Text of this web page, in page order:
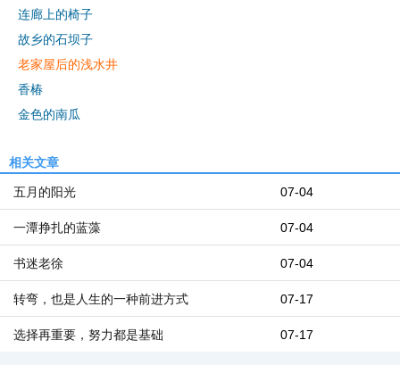
连廊上的椅子
故乡的石坝子
老家屋后的浅水井
香椿
金色的南瓜
相关文章
07-04
五月的阳光
07-04
一潭挣扎的蓝藻
07-04
书迷老徐
07-17
转弯，也是人生的一种前进方式
07-17
选择再重要，努力都是基础